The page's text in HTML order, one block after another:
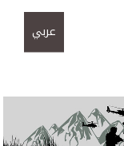
عربي